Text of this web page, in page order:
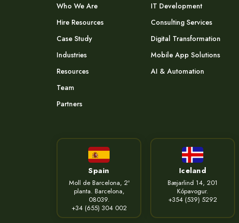
Who We Are
Hire Resources
Case Study
Industries
Resources
Team
Partners
IT Development
Consulting Services
Digital Transformation
Mobile App Solutions
AI & Automation
Spain
Moll de Barcelona, 2ª
planta. Barcelona,
08039.
+34 (655) 304 002
Iceland
Bæjarlind 14, 201
Kópavogur.
+354 (539) 5292